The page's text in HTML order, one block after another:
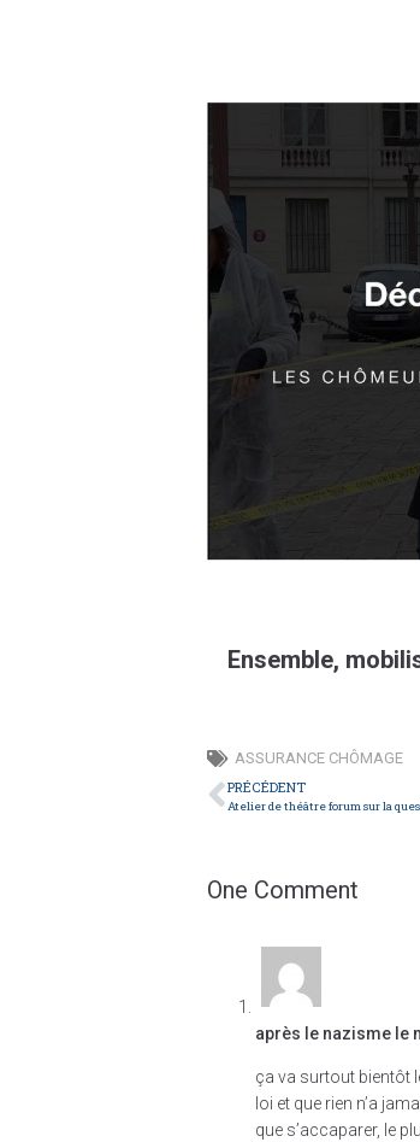
Ensemble,
ASSURANCE CHÔMAGE
PRÉCÉDENT
One Comment
après le nazisme le
ça va surtout bientôt
loi et que rien n’a
que s’accaparer, le